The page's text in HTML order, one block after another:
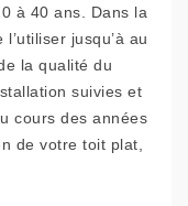
à 40 ans. Dans la
jusqu’à au
la qualité du
suivies et
cours des années
de votre toit plat,